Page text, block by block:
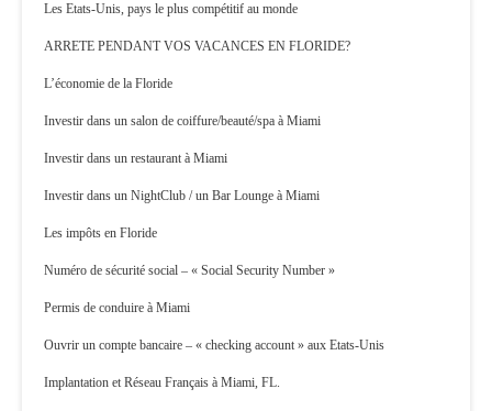
Les Etats-Unis, pays le plus compétitif au monde
ARRETE PENDANT VOS VACANCES EN FLORIDE?
L’économie de la Floride
Investir dans un salon de coiffure/beauté/spa à Miami
Investir dans un restaurant à Miami
Investir dans un NightClub / un Bar Lounge à Miami
Les impôts en Floride
Numéro de sécurité social – « Social Security Number »
Permis de conduire à Miami
Ouvrir un compte bancaire – « checking account » aux Etats-Unis
Implantation et Réseau Français à Miami, FL.